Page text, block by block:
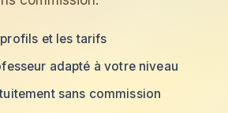
et les tarifs
adapté à votre niveau
sans commission